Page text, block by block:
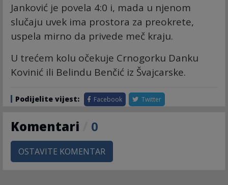
Janković je povela 4:0 i, mada u njenom
slučaju uvek ima prostora za preokrete,
uspela mirno da privede meč kraju.
U trećem kolu očekuje Crnogorku Danku
Kovinić ili Belindu Benčić iz Švajcarske.
Podijelite vijest: Facebook Twitter
Komentari 0
OSTAVITE KOMENTAR